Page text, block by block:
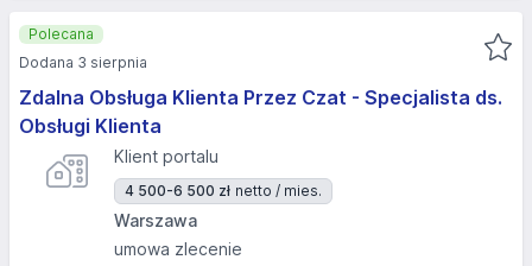
Zdalna Obsługa Klienta Przez Czat - Specjalista ds.
Obsługi Klienta
Klient portalu
4 500-6 500 zł netto / mies.
Warszawa
umowa zlecenie
Polecana
Dodana 3 sierpnia